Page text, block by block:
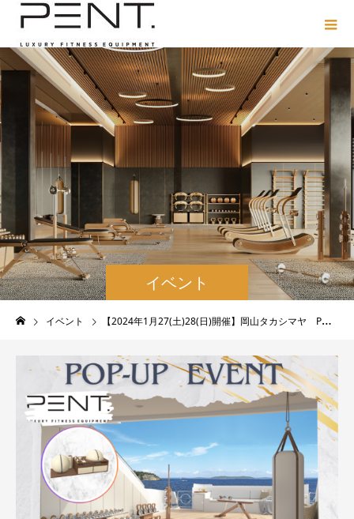
イベント
イベント 【2024年1月27(土)28(日)開催】岡山タカシマヤ POP-UP EVENTのご案内